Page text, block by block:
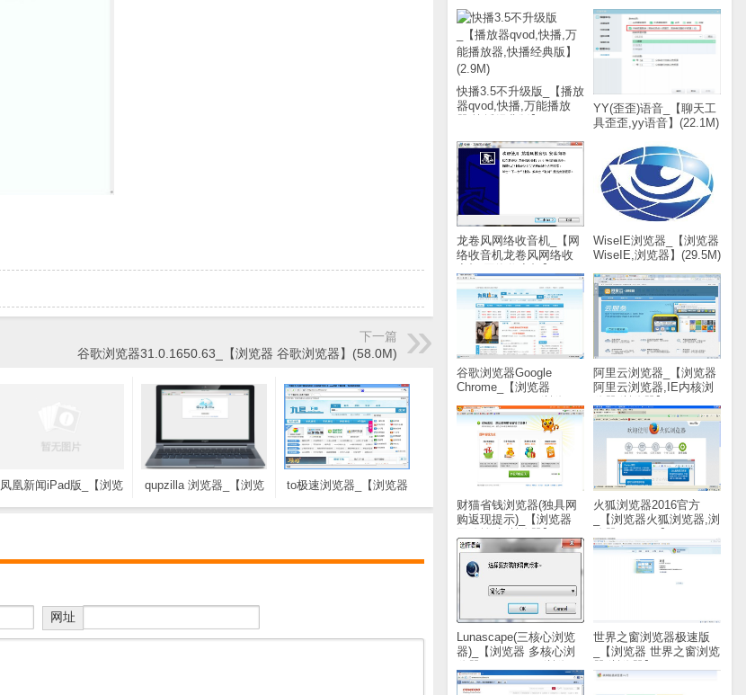
快播3.5不升级版_【播放
器qvod,快播,万能播放
YY(歪歪)语音_【聊天工
具歪歪,yy语音】(22.1M)
龙卷风网络收音机_【网
络收音机龙卷风网络收
(1.8M)
WiseIE浏览器_【浏览器
WiseIE,浏览器】(29.5M)
谷歌浏览器Google
Chrome_【浏览器
器】(43.8M)
阿里云浏览器_【浏览器
阿里云浏览器,IE内核浏
财猫省钱浏览器(独具网
购返现提示)_【浏览器
(1.5M)
火狐浏览器2016官方
_【浏览器火狐浏览器,浏
Lunascape(三核心浏览
器)_【浏览器 多核心浏
器】(25.8M)
世界之窗浏览器极速版
_【浏览器 世界之窗浏览
下一篇
谷歌浏览器31.0.1650.63_【浏览器 谷歌浏览器】(58.0M)
凤凰新闻iPad版_【浏览
qupzilla 浏览器_【浏览
to极速浏览器_【浏览器
网址